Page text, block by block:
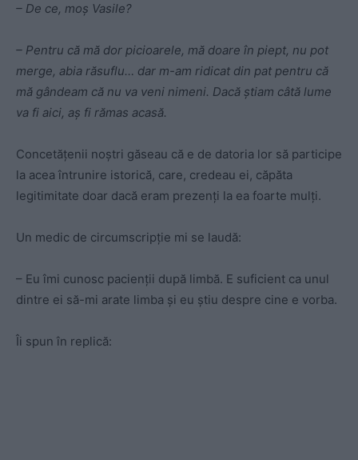
– De ce, moş Vasile?
– Pentru că mă dor picioarele, mă doare în piept, nu pot
merge, abia răsuflu… dar m-am ridicat din pat pentru că
mă gândeam că nu va veni nimeni. Dacă ştiam câtă lume
va fi aici, aş fi rămas acasă.
Concetăţenii noştri găseau că e de datoria lor să participe
la acea întrunire istorică, care, credeau ei, căpăta
legitimitate doar dacă eram prezenţi la ea foarte mulţi.
Un medic de circumscripție mi se laudă:
– Eu îmi cunosc pacienţii după limbă. E suficient ca unul
dintre ei să-mi arate limba şi eu ştiu despre cine e vorba.
Îi spun în replică: